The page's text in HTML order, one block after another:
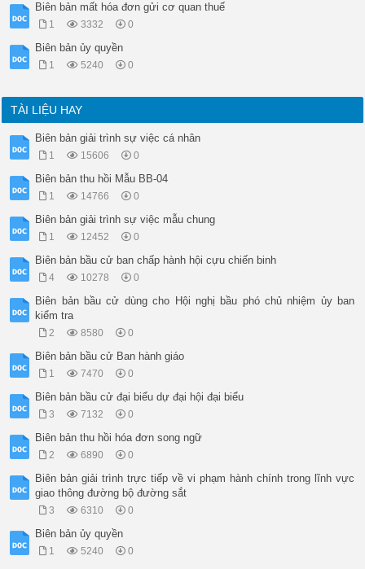
(Ký, ghi rõ họ tên)
NGƯỜI LẬP BIÊN BẢN
ĐẠI DIỆN CHÍNH QUYỀN
(Ký, ghi rõ chức vụ, họ tên)
Biên bản mất hóa đơn gửi cơ quan thuế
1 3332 0
Biên bản ủy quyền
1 5240 0
TÀI LIỆU HAY
Biên bản giải trình sự việc cá nhân
1 15606 0
Biên bản thu hồi Mẫu BB-04
1 14766 0
Biên bản giải trình sự việc mẫu chung
1 12452 0
Biên bản bầu cử ban chấp hành hội cựu chiến binh
4 10278 0
Biên bản bầu cử dùng cho Hội nghị bầu phó chủ nhiệm ủy ban
kiểm tra
2 8580 0
Biên bản bầu cử Ban hành giáo
1 7470 0
Biên bản bầu cử đại biểu dự đại hội đại biểu
3 7132 0
Biên bản thu hồi hóa đơn song ngữ
2 6890 0
Biên bản giải trình trực tiếp về vi phạm hành chính trong lĩnh vực
giao thông đường bộ đường sắt
3 6310 0
Biên bản ủy quyền
1 5240 0